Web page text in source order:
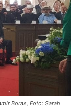
Boras, Foto: Sarah